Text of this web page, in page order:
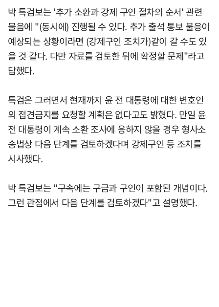
박 특검보는 '추가 소환과 강제 구인 절차의 순서' 관련
물음에 "(동시에) 진행될 수 있다. 추가 출석 통보 불응이
예상되는 상황이라면 (강제구인 조치가)같이 갈 수도 있
을 것 같다. 다만 자료를 검토한 뒤에 확정할 문제"라고
답했다.
특검은 그러면서 현재까지 윤 전 대통령에 대한 변호인
외 접견금지를 요청할 계획은 없다고도 밝혔다. 만일 윤
전 대통령이 계속 소환 조사에 응하지 않을 경우 형사소
송법상 다음 단계를 검토하겠다며 강제구인 등 조치를
시사했다.
박 특검보는 "구속에는 구금과 구인이 포함된 개념이다.
그런 관점에서 다음 단계를 검토하겠다"고 설명했다.